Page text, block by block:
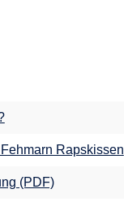
Rapskissen
(PDF)